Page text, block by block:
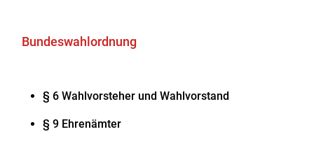
Bundeswahlordnung
§ 6 Wahlvorsteher und Wahlvorstand
§ 9 Ehrenämter